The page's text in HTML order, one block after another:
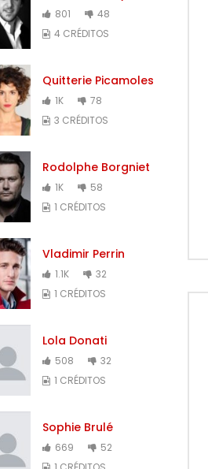
801
48
4 CRÉDITOS
Quitterie Picamoles
1K
78
3 CRÉDITOS
Rodolphe Borgniet
1K
58
1 CRÉDITOS
Vladimir Perrin
1.1K
32
1 CRÉDITOS
Lola Donati
508
32
1 CRÉDITOS
Sophie Brulé
669
52